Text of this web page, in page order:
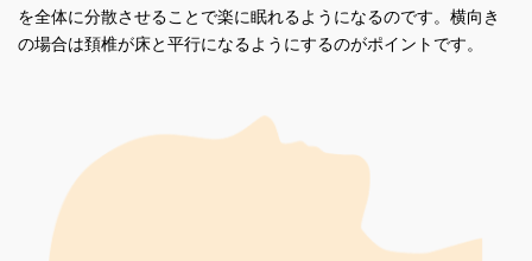
を全体に分散させることで楽に眠れるようになるのです。横向き
の場合は頚椎が床と平行になるようにするのがポイントです。